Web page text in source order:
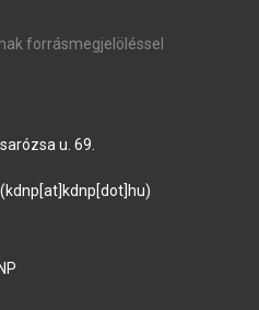
forrásmegjelöléssel
u. 69.
(kdnp[at]kdnp[dot]hu)